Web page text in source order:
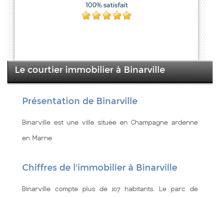
Le courtier immobilier à Binarville
Présentation de Binarville
Binarville est une ville située en Champagne ardenne
en Marne
Chiffres de l'immobilier à Binarville
Binarville compte plus de 107 habitants. Le parc de